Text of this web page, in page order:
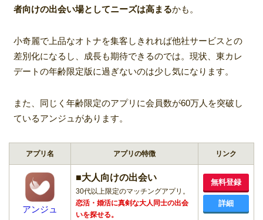
者向けの出会い場としてニーズは高まるかも。
小奇麗で上品なオトナを集客しきれれば他社サービスとの
差別化になるし、成長も期待できるのでは。現状、東カレ
デートの年齢限定版に過ぎないのは少し気になります。
また、同じく年齢限定のアプリに会員数が60万人を突破し
ているアンジュがあります。
アプリ名 アプリの特徴 リンク
アンジュ
■大人向けの出会い
30代以上限定のマッチングアプリ。
恋活・婚活に真剣な大人同士の出会
いを探せる。
無料登録
詳細